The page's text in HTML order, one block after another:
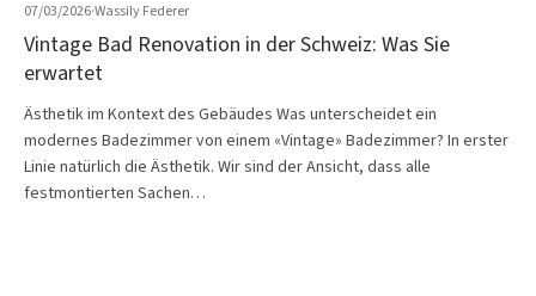
07/03/2026·Wassily Federer
Vintage Bad Renovation in der Schweiz: Was Sie
erwartet
Ästhetik im Kontext des Gebäudes Was unterscheidet ein
modernes Badezimmer von einem «Vintage» Badezimmer? In erster
Linie natürlich die Ästhetik. Wir sind der Ansicht, dass alle
festmontierten Sachen…